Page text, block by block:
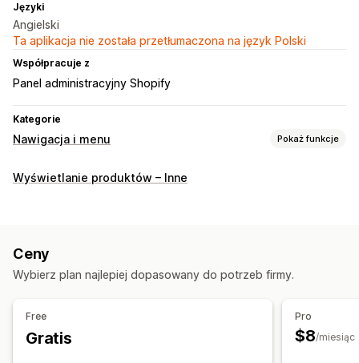
Języki
Angielski
Ta aplikacja nie została przetłumaczona na język Polski
Współpracuje z
Panel administracyjny Shopify
Kategorie
Nawigacja i menu Pokaż funkcje
Styl menu
Dostosowanie
Edytor „przeciągnij i upuść”
Kolor i czcionka
Animacje
Niestandardowy CSS
Responsywność na urządzeniach mobilnych
Wyświetlanie produktów – Inne
Ceny
Wybierz plan najlepiej dopasowany do potrzeb firmy.
Free
Gratis
Pro
$8/miesiąc